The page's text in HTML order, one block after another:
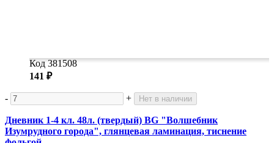
Код 381508
141 ₽
- + Нет в наличии
Дневник 1-4 кл. 48л. (твердый) BG "Волшебник
Изумрудного города", глянцевая ламинация, тиснение